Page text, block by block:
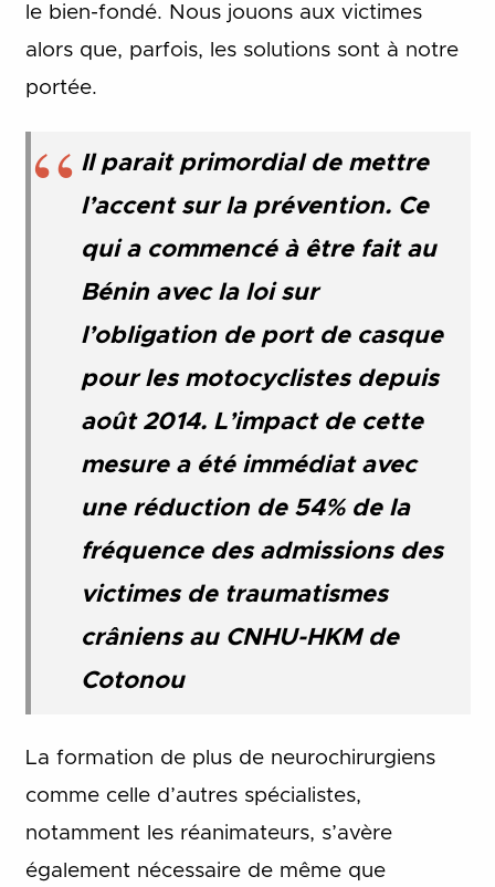
le bien-fondé. Nous jouons aux victimes
alors que, parfois, les solutions sont à notre
portée.
Il parait primordial de mettre
l’accent sur la prévention. Ce
qui a commencé à être fait au
Bénin avec la loi sur
l’obligation de port de casque
pour les motocyclistes depuis
août 2014. L’impact de cette
mesure a été immédiat avec
une réduction de 54% de la
fréquence des admissions des
victimes de traumatismes
crâniens au CNHU-HKM de
Cotonou
La formation de plus de neurochirurgiens
comme celle d’autres spécialistes,
notamment les réanimateurs, s’avère
également nécessaire de même que